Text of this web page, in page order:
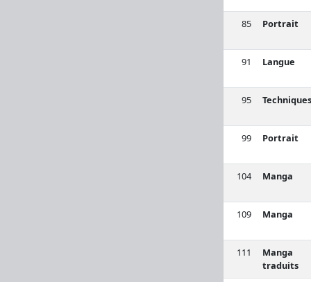
85 Portrait
91 Langue
95 Techniques
99 Portrait
104 Manga
109 Manga
111
Manga
traduits